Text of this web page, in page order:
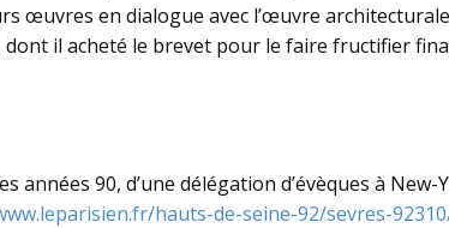
œuvres en dialogue avec l’œuvre
il acheté le brevet pour le faire fructifier
années 90, d’une délégation d’évèques à
hauts-de-seine-92/sevres-